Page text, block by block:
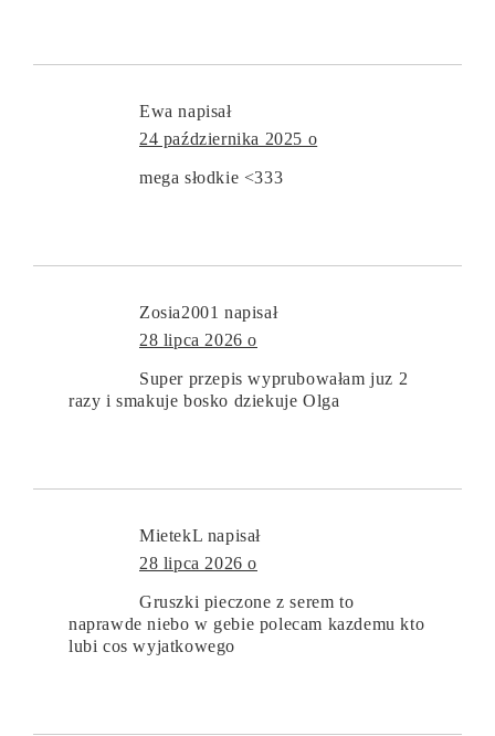
Ewa napisał
24 października 2025 o
mega słodkie <333
Zosia2001 napisał
28 lipca 2026 o
Super przepis wyprubowałam juz 2
razy i smakuje bosko dziekuje Olga
MietekL napisał
28 lipca 2026 o
Gruszki pieczone z serem to
naprawde niebo w gebie polecam kazdemu kto
lubi cos wyjatkowego